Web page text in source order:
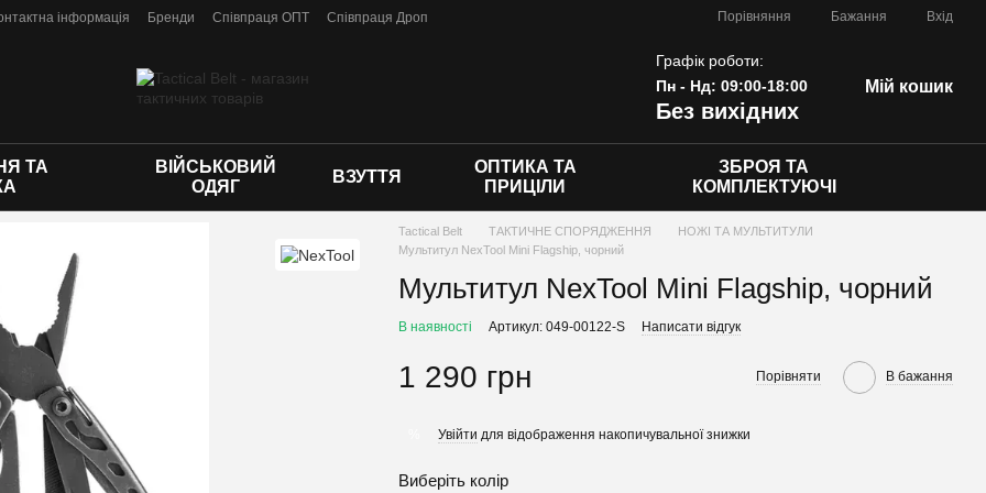
інформація Бренди Співпраця ОПТ
Співпраця Дроп
Порівняння Бажання Вхід
Графік роботи:
Пн - Нд: 09:00-18:00
Без вихідних
Мій кошик
ТА
ВІЙСЬКОВИЙ
ОДЯГ
ВЗУТТЯ
ОПТИКА ТА
ПРИЦІЛИ
ЗБРОЯ ТА
КОМПЛЕКТУЮЧІ
Tactical Belt ТАКТИЧНЕ СПОРЯДЖЕННЯ
НОЖІ ТА МУЛЬТИТУЛИ
Мультитул NexTool Mini Flagship, чорний
Мультитул NexTool Mini Flagship, чорний
В наявності Артикул: 049-00122-S Написати відгук
1 290 грн Порівняти В бажання
Увійти для відображення накопичувальної знижки
Виберіть колір